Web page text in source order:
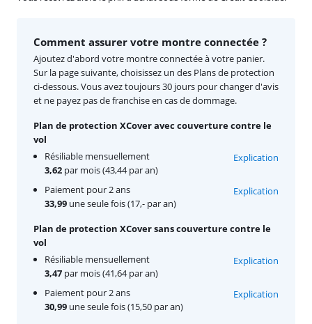
Comment assurer votre montre connectée ?
Ajoutez d'abord votre montre connectée à votre panier.
Sur la page suivante, choisissez un des Plans de protection
ci-dessous. Vous avez toujours 30 jours pour changer d'avis
et ne payez pas de franchise en cas de dommage.
Plan de protection XCover avec couverture contre le
vol
Résiliable mensuellement
3,62 par mois (43,44 par an)
Explication
Paiement pour 2 ans
33,99 une seule fois (17,- par an)
Explication
Plan de protection XCover sans couverture contre le
vol
Résiliable mensuellement
3,47 par mois (41,64 par an)
Explication
Paiement pour 2 ans
30,99 une seule fois (15,50 par an)
Explication